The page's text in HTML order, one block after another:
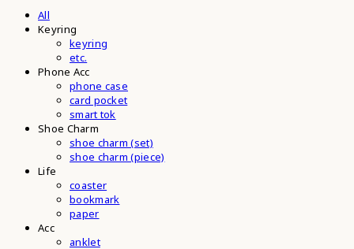
All
Keyring
keyring
etc.
Phone Acc
phone case
card pocket
smart tok
Shoe Charm
shoe charm (set)
shoe charm (piece)
Life
coaster
bookmark
paper
Acc
anklet